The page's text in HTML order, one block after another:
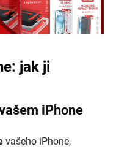
jak ji
iPhone
vašeho iPhone,